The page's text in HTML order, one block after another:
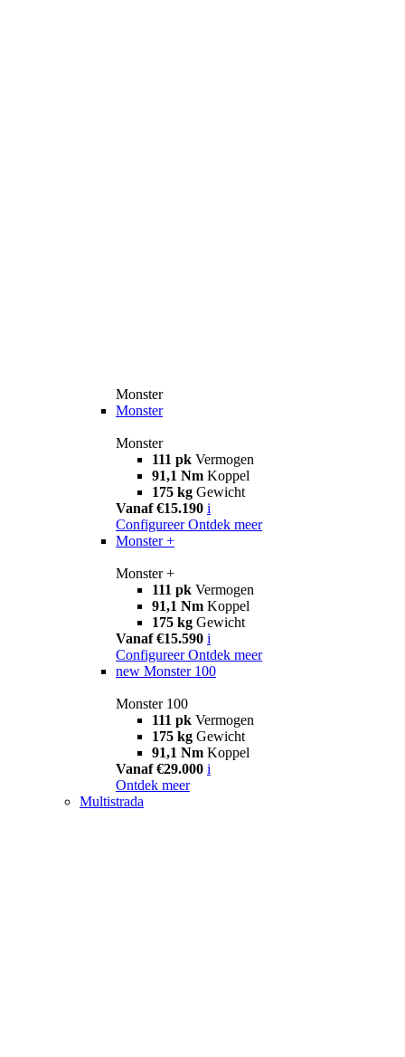
Monster
Monster
Monster
111 pk Vermogen
91,1 Nm Koppel
175 kg Gewicht
Vanaf €15.190 i
Configureer Ontdek meer
Monster +
Monster +
111 pk Vermogen
91,1 Nm Koppel
175 kg Gewicht
Vanaf €15.590 i
Configureer Ontdek meer
new Monster 100
Monster 100
111 pk Vermogen
175 kg Gewicht
91,1 Nm Koppel
Vanaf €29.000 i
Ontdek meer
Multistrada